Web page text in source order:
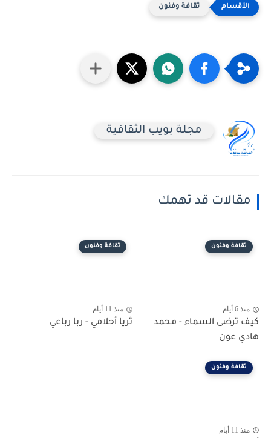
ثقافة وفنون
مجلة بويب الثقافية
مقالات قد تهمك
ثقافة وفنون
منذ 6 أيام
كيف ترضى السماء - محمد
هادي عون
ثقافة وفنون
منذ 11 أيام
ثريا أحلامي - ربا رباعي
ثقافة وفنون
منذ 11 أيام